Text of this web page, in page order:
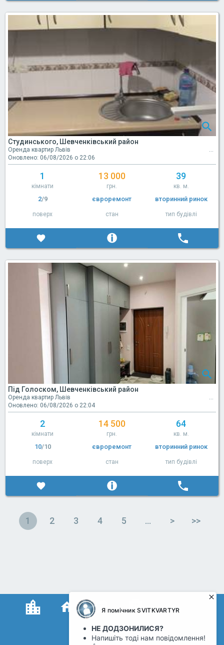
Студинського, Шевченківський район
Оренда квартир Львів
Оновлено: 06/08/2026 о 22:06
1
кімнати
13 000
грн.
39
кв. м.
2/9
поверх
євроремонт
стан
вторинний ринок
тип будівлі
Під Голоском, Шевченківський район
Оренда квартир Львів
Оновлено: 06/08/2026 о 22:04
2
кімнати
14 500
грн.
64
кв. м.
10/10
поверх
євроремонт
стан
вторинний ринок
тип будівлі
1 2 3 4 5 … > >>